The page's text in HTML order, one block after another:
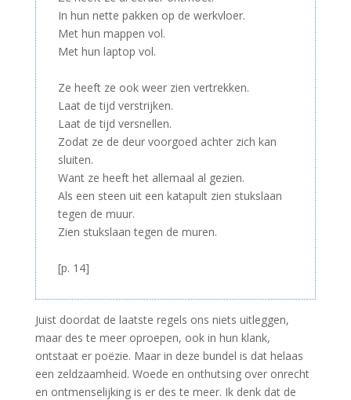
In hun nette pakken op de werkvloer.
Met hun mappen vol.
Met hun laptop vol.
Ze heeft ze ook weer zien vertrekken.
Laat de tijd verstrijken.
Laat de tijd versnellen.
Zodat ze de deur voorgoed achter zich kan
sluiten.
Want ze heeft het allemaal al gezien.
Als een steen uit een katapult zien stukslaan
tegen de muur.
Zien stukslaan tegen de muren.
[p. 14]
Juist doordat de laatste regels ons niets uitleggen,
maar des te meer oproepen, ook in hun klank,
ontstaat er poëzie. Maar in deze bundel is dat helaas
een zeldzaamheid. Woede en onthutsing over onrecht
en ontmenselijking is er des te meer. Ik denk dat de